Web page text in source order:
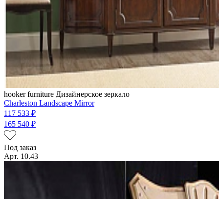
hooker furniture Дизайнерское зеркало
Charleston Landscape Mirror
117 533 ₽
165 540 ₽
Под заказ
Арт. 10.43